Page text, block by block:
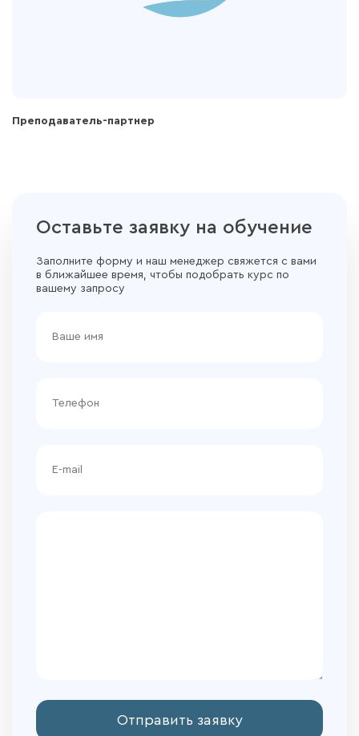
Преподаватель-партнер
Оставьте заявку на обучение
Заполните форму и наш менеджер свяжется с вами
в ближайшее время, чтобы подобрать курс по
вашему запросу
Отправить заявку